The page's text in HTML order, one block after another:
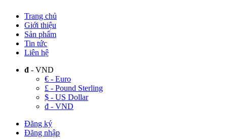
Trang chủ
Giới thiệu
Sản phẩm
Tin tức
Liên hệ
đ - VND
€ - Euro
£ - Pound Sterling
$ - US Dollar
đ - VND
Đăng ký
Đăng nhập